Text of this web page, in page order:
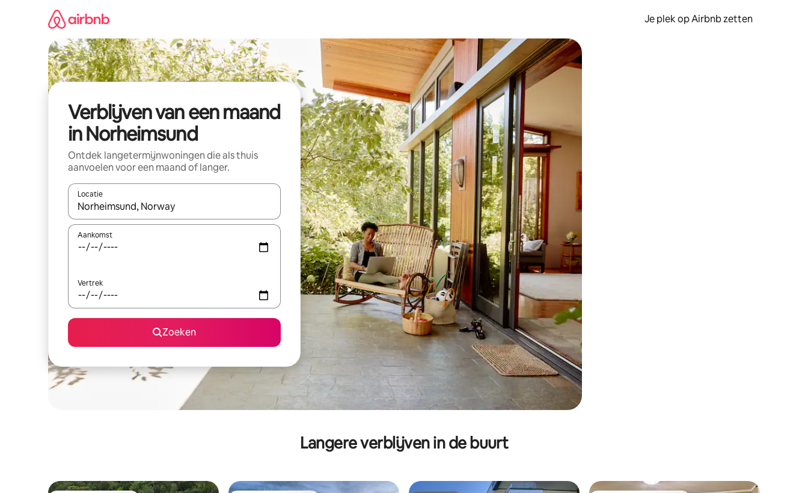
Je plek op Airbnb zetten
Verblijven van een maand
in Norheimsund
Ontdek langetermijnwoningen die als thuis
aanvoelen voor een maand of langer.
Locatie
Wanneer er resultaten beschikbaar zijn, maak je een keuze met je de pijltjestoetsen omhoog en omlaag, óf door te tikken of swipen.
Aankomst
Vertrek
Zoeken
Langere verblijven in de buurt